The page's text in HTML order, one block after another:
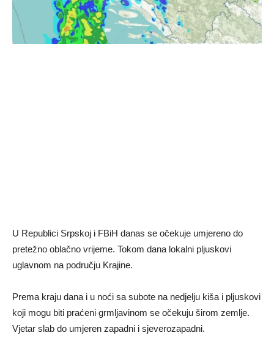
U Republici Srpskoj i FBiH danas se očekuje umjereno do
pretežno oblačno vrijeme. Tokom dana lokalni pljuskovi
uglavnom na području Krajine.
Prema kraju dana i u noći sa subote na nedjelju kiša i pljuskovi
koji mogu biti praćeni grmljavinom se očekuju širom zemlje.
Vjetar slab do umjeren zapadni i sjeverozapadni.